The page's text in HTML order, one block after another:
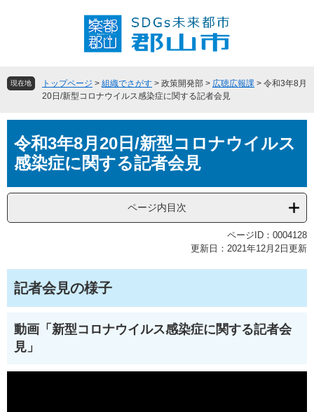
頭
飛現在地 トップページ > 組織でさがす > 政策開発部 > 広聴広報課 > 令和3年8月
20日/新型コロナウイルス感染症に関する記者会見
文令和3年8月20日/新型コロナウイルス
感染症に関する記者会見
ページ内目次
ページID：0004128
更新日：2021年12月2日更新
記者会見の様子
動画「新型コロナウイルス感染症に関する記者会
見」